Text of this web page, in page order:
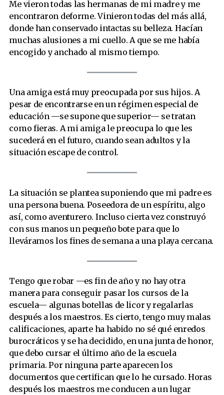
Me vieron todas las hermanas de mi madre y me
encontraron deforme. Vinieron todas del más allá,
donde han conservado intactas su belleza. Hacían
muchas alusiones a mi cuello. A que se me había
encogido y anchado al mismo tiempo.
Una amiga está muy preocupada por sus hijos. A
pesar de encontrarse en un régimen especial de
educación —se supone que superior— se tratan
como fieras. A mi amiga le preocupa lo que les
sucederá en el futuro, cuando sean adultos y la
situación escape de control.
La situación se plantea suponiendo que mi padre es
una persona buena. Poseedora de un espíritu, algo
así, como aventurero. Incluso cierta vez construyó
con sus manos un pequeño bote para que lo
lleváramos los fines de semana a una playa cercana.
Tengo que robar —es fin de año y no hay otra
manera para conseguir pasar los cursos de la
escuela— algunas botellas de licor y regalarlas
después a los maestros. Es cierto, tengo muy malas
calificaciones, aparte ha habido no sé qué enredos
burocráticos y se ha decidido, en una junta de honor,
que debo cursar el último año de la escuela
primaria. Por ninguna parte aparecen los
documentos que certifican que lo he cursado. Horas
después los maestros me conducen a un lugar